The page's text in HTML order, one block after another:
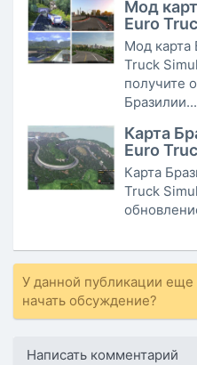
Мод
Euro
Мод карта
Truck
получите
Бразилии...
Карта
Euro
Карта
Truck
У данной публикации еще
начать обсуждение?
Написать комментарий